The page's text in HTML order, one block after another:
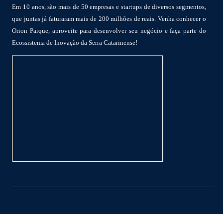
Em 10 anos, são mais de 50 empresas e startups de diversos segmentos,
que juntas já faturaram mais de 200 milhões de reais. Venha conhecer o
Orion Parque, aproveite para desenvolver seu negócio e faça parte do
Ecossistema de Inovação da Serra Catarinense!